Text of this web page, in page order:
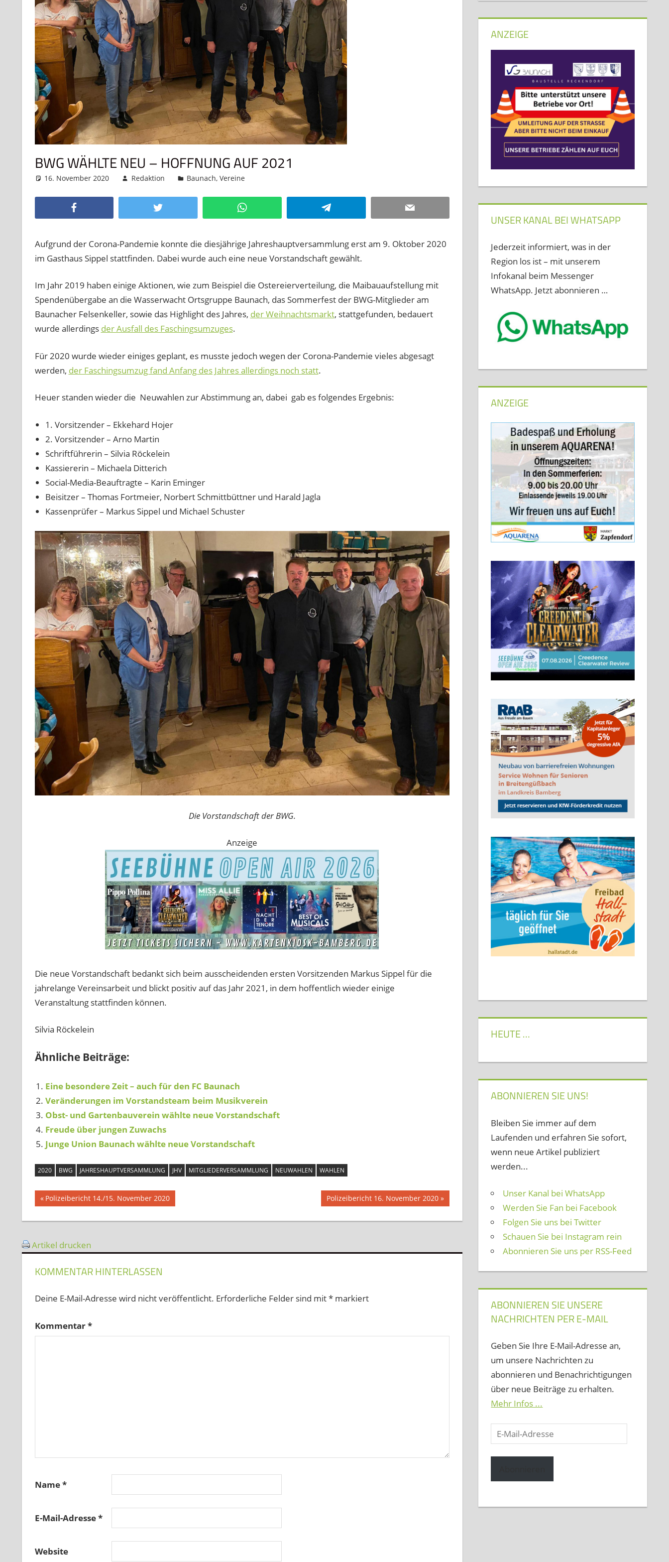
BWG WÄHLTE NEU – HOFFNUNG AUF 2021
16. November 2020 Redaktion Baunach,Vereine
Twitter WhatsApp Telegram Email
Aufgrund der Corona-Pandemie konnte die diesjährige Jahreshauptversammlung erst am 9. Oktober 2020
im Gasthaus Sippel stattfinden. Dabei wurde auch eine neue Vorstandschaft gewählt.
Im Jahr 2019 haben einige Aktionen, wie zum Beispiel die Ostereierverteilung, die Maibauaufstellung mit
Spendenübergabe an die Wasserwacht Ortsgruppe Baunach, das Sommerfest der BWG-Mitglieder am
Baunacher Felsenkeller, sowie das Highlight des Jahres, der Weihnachtsmarkt, stattgefunden, bedauert
wurde allerdings der Ausfall des Faschingsumzuges.
Für 2020 wurde wieder einiges geplant, es musste jedoch wegen der Corona-Pandemie vieles abgesagt
werden, der Faschingsumzug fand Anfang des Jahres allerdings noch statt.
Heuer standen wieder die Neuwahlen zur Abstimmung an, dabei gab es folgendes Ergebnis:
1. Vorsitzender – Ekkehard Hojer
2. Vorsitzender – Arno Martin
Schriftführerin – Silvia Röckelein
Kassiererin – Michaela Ditterich
Social-Media-Beauftragte – Karin Eminger
Beisitzer – Thomas Fortmeier, Norbert Schmittbüttner und Harald Jagla
Kassenprüfer – Markus Sippel und Michael Schuster
Die Vorstandschaft der BWG.
Anzeige
Die neue Vorstandschaft bedankt sich beim ausscheidenden ersten Vorsitzenden Markus Sippel für die
jahrelange Vereinsarbeit und blickt positiv auf das Jahr 2021, in dem hoffentlich wieder einige
Veranstaltung stattfinden können.
Silvia Röckelein
Ähnliche Beiträge:
Eine besondere Zeit – auch für den FC Baunach
Veränderungen im Vorstandsteam beim Musikverein
Obst- und Gartenbauverein wählte neue Vorstandschaft
Freude über jungen Zuwachs
Junge Union Baunach wählte neue Vorstandschaft
2020 BWG JAHRESHAUPTVERSAMMLUNG JHV MITGLIEDERVERSAMMLUNG NEUWAHLEN WAHLEN
Beitragsnavigation
Vorheriger
Beitrag:
Polizeibericht 14./15. November 2020
Nächster
Beitrag:
Polizeibericht 16. November 2020
Artikel drucken
KOMMENTAR HINTERLASSEN
Deine E-Mail-Adresse wird nicht veröffentlicht. Erforderliche Felder sind mit*markiert
Kommentar*
Name*
E-Mail-Adresse*
Website
ANZEIGE
UNSER KANAL BEI WHATSAPP
Jederzeit informiert, was in der
Region los ist – mit unserem
Infokanal beim Messenger
WhatsApp. Jetzt abonnieren …
ANZEIGE
HEUTE …
ABONNIEREN SIE UNS!
Bleiben Sie immer auf dem
Laufenden und erfahren Sie sofort,
wenn neue Artikel publiziert
werden...
Unser Kanal bei WhatsApp
Werden Sie Fan bei Facebook
Folgen Sie uns bei Twitter
Schauen Sie bei Instagram rein
Abonnieren Sie uns per RSS-Feed
ABONNIEREN SIE UNSERE
NACHRICHTEN PER E-MAIL
Geben Sie Ihre E-Mail-Adresse an,
um unsere Nachrichten zu
abonnieren und Benachrichtigungen
über neue Beiträge zu erhalten.
Mehr Infos ...
E-
Mail-
Adresse